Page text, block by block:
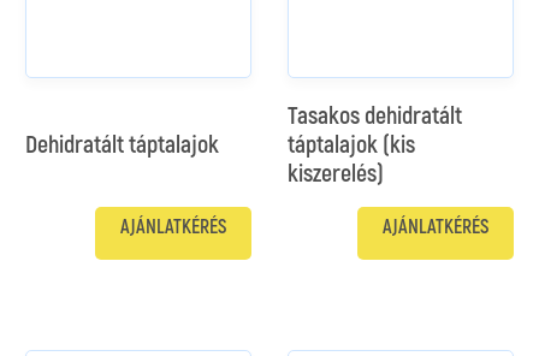
Dehidratált táptalajok
AJÁNLATKÉRÉS
Tasakos dehidratált
táptalajok (kis
kiszerelés)
AJÁNLATKÉRÉS